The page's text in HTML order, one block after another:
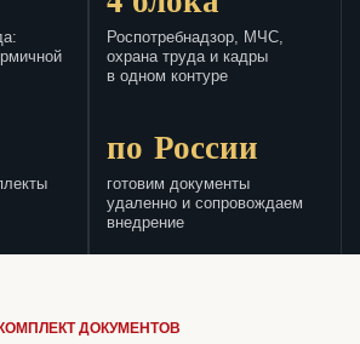
Роспотребнадзор, МЧС,
охрана труда и кадры
в одном контуре
по России
готовим документы
удаленно и сопровождаем
внедрение
КОМПЛЕКТ ДОКУМЕНТОВ